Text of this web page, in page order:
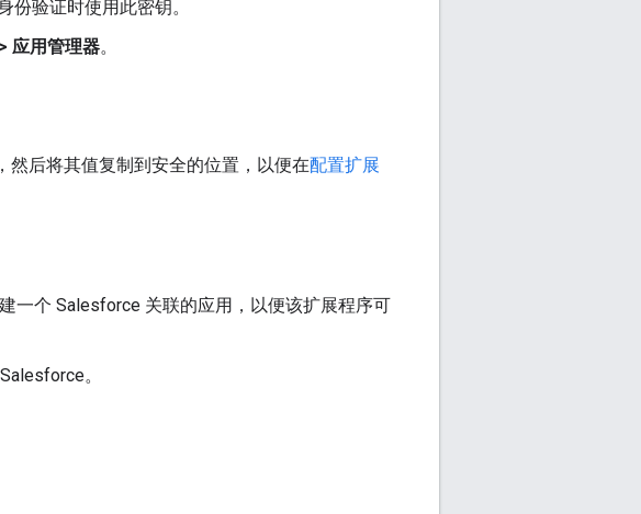
验证时使用此密钥。
应用管理器。
，然后将其值复制到安全的位置，以便在配置扩展
一个 Salesforce 关联的应用，以便该扩展程序可
。